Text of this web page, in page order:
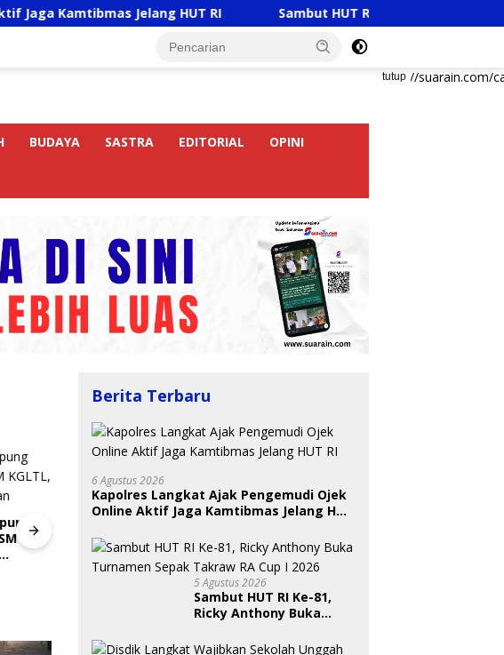
Jelang HUT RI Sambut HUT RI Ke-81, Ricky Anthony Buka
tutup
https://suarain.com/
BUDAYA SASTRA EDITORIAL OPINI
Indri Nugraheni: Festival
Sayang Anak Harus Jadi
Gerakan Berkelanjutan
Perlindungan Anak
BKSDA Segera Evaluasi
Perkebunan Sawit di
Kawasan Konservasi di
Langkat
Berita Terbaru
6 Agustus 2026
Kapolres Langkat Ajak Pengemudi Ojek
Online Aktif Jaga Kamtibmas Jelang HUT
5 Agustus 2026
Sambut HUT RI Ke-81,
Ricky Anthony Buka
Takraw RA Cup I 2026